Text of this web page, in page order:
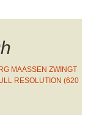
MAASSEN ZWINGT F
RESOLUTION (620